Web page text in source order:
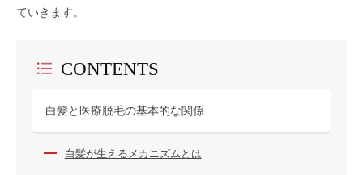
ていきます。
CONTENTS
白髪と医療脱毛の基本的な関係
白髪が生えるメカニズムとは